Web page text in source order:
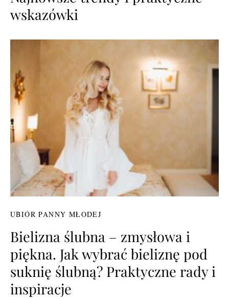
wskazówki
UBIÓR PANNY MŁODEJ
Bielizna ślubna – zmysłowa i
piękna. Jak wybrać bieliznę pod
suknię ślubną? Praktyczne rady i
inspiracje